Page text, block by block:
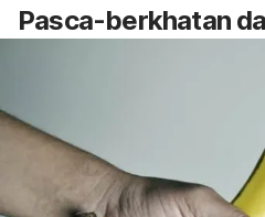
Pasca-berkhatan